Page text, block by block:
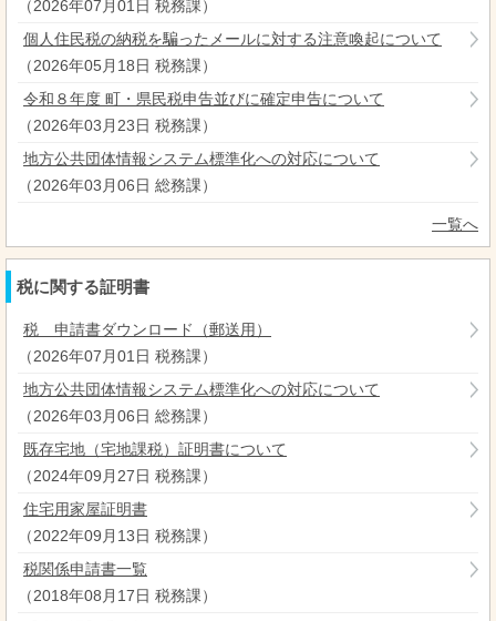
（2026年07月01日 税務課）
個人住民税の納税を騙ったメールに対する注意喚起について
（2026年05月18日 税務課）
令和８年度 町・県民税申告並びに確定申告について
（2026年03月23日 税務課）
地方公共団体情報システム標準化への対応について
（2026年03月06日 総務課）
一覧へ
税に関する証明書
税 申請書ダウンロード（郵送用）
（2026年07月01日 税務課）
地方公共団体情報システム標準化への対応について
（2026年03月06日 総務課）
既存宅地（宅地課税）証明書について
（2024年09月27日 税務課）
住宅用家屋証明書
（2022年09月13日 税務課）
税関係申請書一覧
（2018年08月17日 税務課）